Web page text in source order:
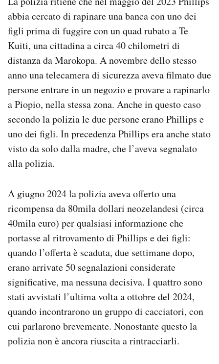
abbia cercato di rapinare una banca con uno dei
figli prima di fuggire con un quad rubato a Te
Kuiti, una cittadina a circa 40 chilometri di
distanza da Marokopa. A novembre dello stesso
anno una telecamera di sicurezza aveva filmato due
persone entrare in un negozio e provare a rapinarlo
a Piopio, nella stessa zona. Anche in questo caso
secondo la polizia le due persone erano Phillips e
uno dei figli. In precedenza Phillips era anche stato
visto da solo dalla madre, che l’aveva segnalato
alla polizia.
A giugno 2024 la polizia aveva offerto una
ricompensa da 80mila dollari neozelandesi (circa
40mila euro) per qualsiasi informazione che
portasse al ritrovamento di Phillips e dei figli:
quando l’offerta è scaduta, due settimane dopo,
erano arrivate 50 segnalazioni considerate
significative, ma nessuna decisiva. I quattro sono
stati avvistati l’ultima volta a ottobre del 2024,
quando incontrarono un gruppo di cacciatori, con
cui parlarono brevemente. Nonostante questo la
polizia non è ancora riuscita a rintracciarli.